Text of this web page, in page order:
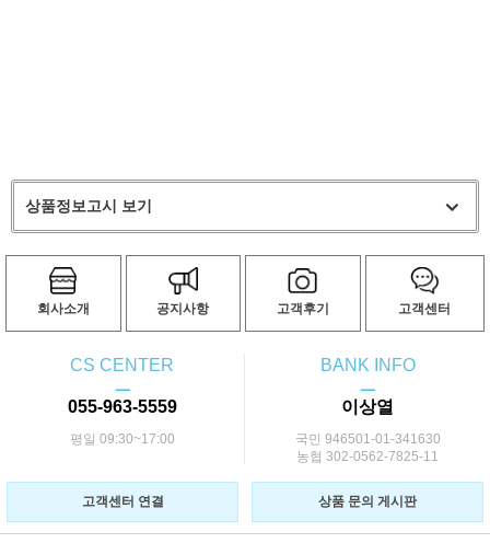
상품정보고시 보기
회사소개 공지사항 고객후기 고객센터
CS CENTER
ㅡ
055-963-5559
평일 09:30~17:00
BANK INFO
ㅡ
이상열
국민 946501-01-341630
농협 302-0562-7825-11
고객센터 연결 상품 문의 게시판